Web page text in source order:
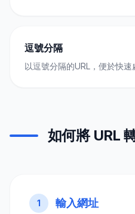
逗號分隔
以逗號分隔的URL，便於快速
如何將 URL
1 輸入網址